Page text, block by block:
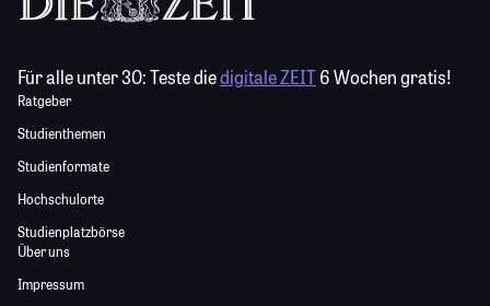
Für alle unter 30:Teste diedigitale ZEIT6 Wochen gratis!
Ratgeber
Studienthemen
Studienformate
Hochschulorte
Studienplatzbörse
Über uns
Impressum